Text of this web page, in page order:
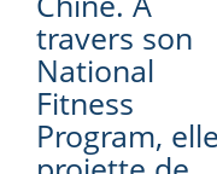
travers son
National
Fitness
Program, elle